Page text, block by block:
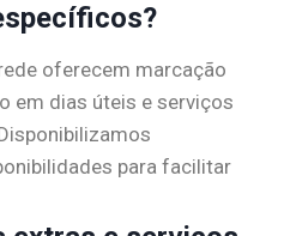
oferecem marcação
em dias úteis e serviços
para facilitar